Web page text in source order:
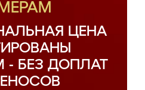
ЦЕНА
- БЕЗ ДОПЛАТ